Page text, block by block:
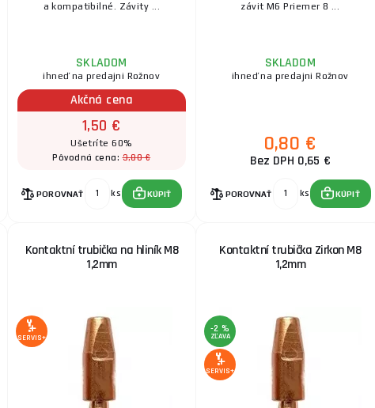
a kompatibilné. Závity ...
SKLADOM
ihneď na predajni Rožnov
Akčná cena
1,50 €
Ušetríte 60%
Pôvodná cena:3,80 €
POROVNAŤ ks KÚPIŤ
závit M6 Priemer 8 ...
SKLADOM
ihneď na predajni Rožnov
0,80 €
Bez DPH 0,65 €
POROVNAŤ ks KÚPIŤ
Kontaktní trubička na hliník M8
1,2mm
SERVIS+
Kontaktní trubička Zirkon M8
1,2mm
-2 %
ZĽAVA
SERVIS+